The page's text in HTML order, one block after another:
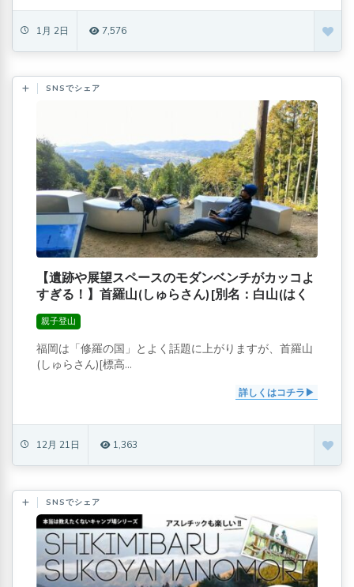
1月 2日 7,576
SNSでシェア
【遺跡や展望スペースのモダンベンチがカッコよ
すぎる！】首羅山(しゅらさん)[別名：白山(はく
さん)]
親子登山
福岡は「修羅の国」とよく話題に上がりますが、首羅山
(しゅらさん)[標高...
詳しくはコチラ
12月 21日 1,363
SNSでシェア